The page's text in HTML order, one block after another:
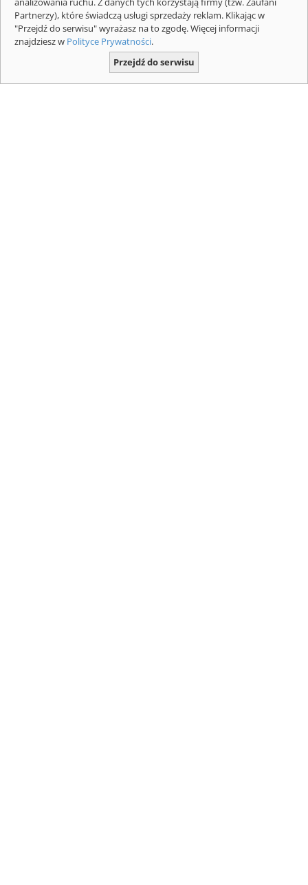
Mapa z płatnymi odcinkami dróg
ekspresowych i autostrad dla pojazdów
powyżej 3,5 t. Mapa: GDDKIA
Partnerzy), które świadczą usługi sprzedaży reklam. Klikając w
"Przejdź do serwisu" wyrażasz na to zgodę. Więcej informacji
znajdziesz w Polityce Prywatności.
Przejdź do serwisu